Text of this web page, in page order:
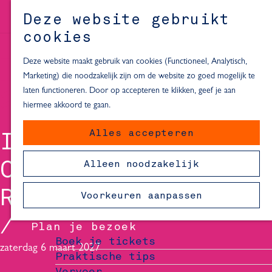
Deze website gebruikt
cookies
Deze website maakt gebruik van cookies (Functioneel, Analytisch,
Marketing) die noodzakelijk zijn om de website zo goed mogelijk te
laten functioneren. Door op accepteren te klikken, geef je aan
hiermee akkoord te gaan.
Alles accepteren
Alleen noodzakelijk
Voorkeuren aanpassen
M
e
n
u
Inspiratie voor een dagje Delft
Dagje naar het strand
Fietsen in de omgeving van Delft
Must-see attracties in de buurt
van Delft
Blijven slapen
24 uur in Delft
48 uur in Delft
72 uur in Delft
Overnachtingslocaties in Delft
Plan je bezoek
Boek je tickets
Praktische tips
ISH DANCE
COLLECTIVE -
RHYTHM & FLOW
zaterdag 6 maart 2027